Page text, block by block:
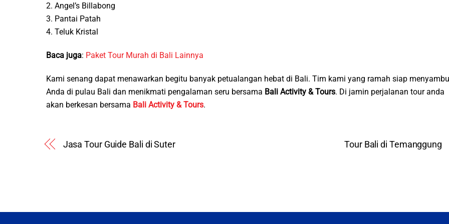
2. Angel’s Billabong
3. Pantai Patah
4. Teluk Kristal
Baca juga: Paket Tour Murah di Bali Lainnya
Kami senang dapat menawarkan begitu banyak petualangan hebat di Bali. Tim kami yang ramah siap
Anda di pulau Bali dan menikmati pengalaman seru bersama Bali Activity & Tours. Di jamin perjalanan tour anda
akan berkesan bersama Bali Activity & Tours.
Jasa Tour Guide Bali di Suter Tour Bali di Temanggung